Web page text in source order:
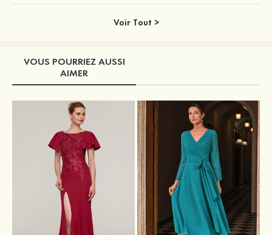
Voir Tout >
VOUS POURRIEZ AUSSI
AIMER